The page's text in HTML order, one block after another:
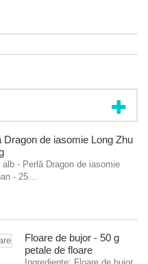
Dragon de iasomie Long Zhu
alb - Perlă Dragon de iasomie
- 25...
Floare de bujor - 50 g
petale de floare